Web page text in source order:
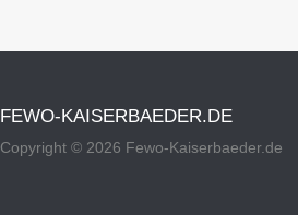
FEWO-KAISERBAEDER.DE
Copyright © 2026 Fewo-Kaiserbaeder.de